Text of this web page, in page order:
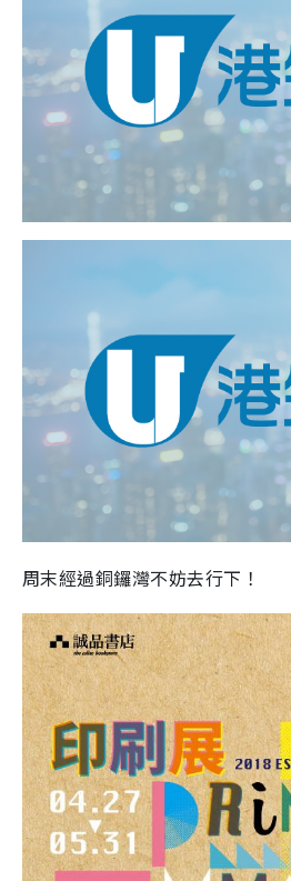
周末經過銅鑼灣不妨去行下！